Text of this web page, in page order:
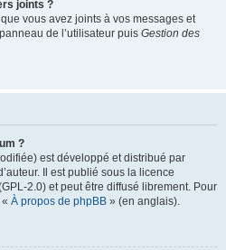
joints ?
vous avez joints à vos messages et
de l’utilisateur puis Gestion des
?
est développé et distribué par
Il est publié sous la licence
2.0) et peut être diffusé librement. Pour
À propos de phpBB » (en anglais).